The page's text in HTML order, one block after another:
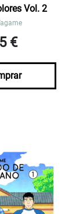
Vol. 2
€